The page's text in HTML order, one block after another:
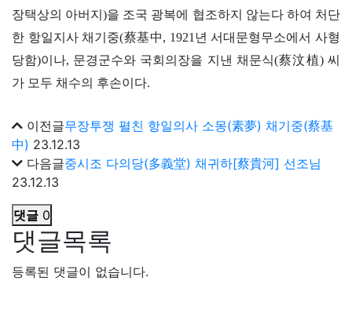
장택상의 아버지)을 조국 광복에 협조하지 않는다 하여 처단
한 항일지사 채기중(蔡基中, 1921년 서대문형무소에서 사형
당함)이나, 문경군수와 국회의장을 지낸 채문식(蔡汶植) 씨
가 모두 채수의 후손이다.
이전글무장투쟁 펼친 항일의사 소몽(素夢) 채기중(蔡基
中) 23.12.13
다음글중시조 다의당(多義堂) 채귀하[蔡貴河] 선조님
23.12.13
댓글 0
댓글목록
등록된 댓글이 없습니다.